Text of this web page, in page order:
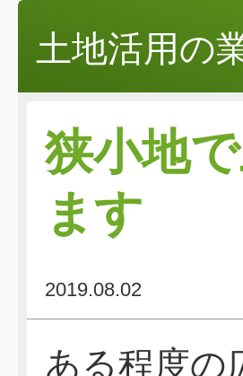
土地活用の
狭小地
ます
2019.08.02
ある程度の